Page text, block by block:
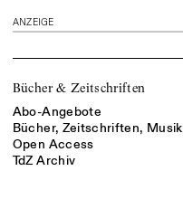
ANZEIGE
Bücher & Zeitschriften
Abo-Angebote
Bücher, Zeitschriften, Musik
Open Access
TdZ Archiv